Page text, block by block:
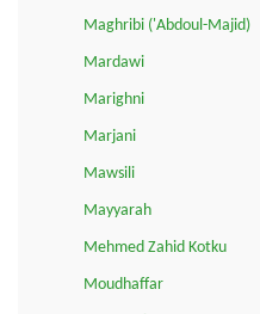
Maghribi ('Abdoul-Majid)
Mardawi
Marighni
Marjani
Mawsili
Mayyarah
Mehmed Zahid Kotku
Moudhaffar